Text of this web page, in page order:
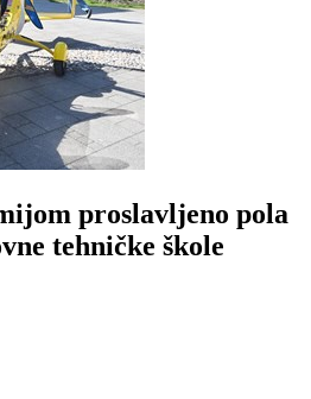
proslavljeno pola
tehničke škole